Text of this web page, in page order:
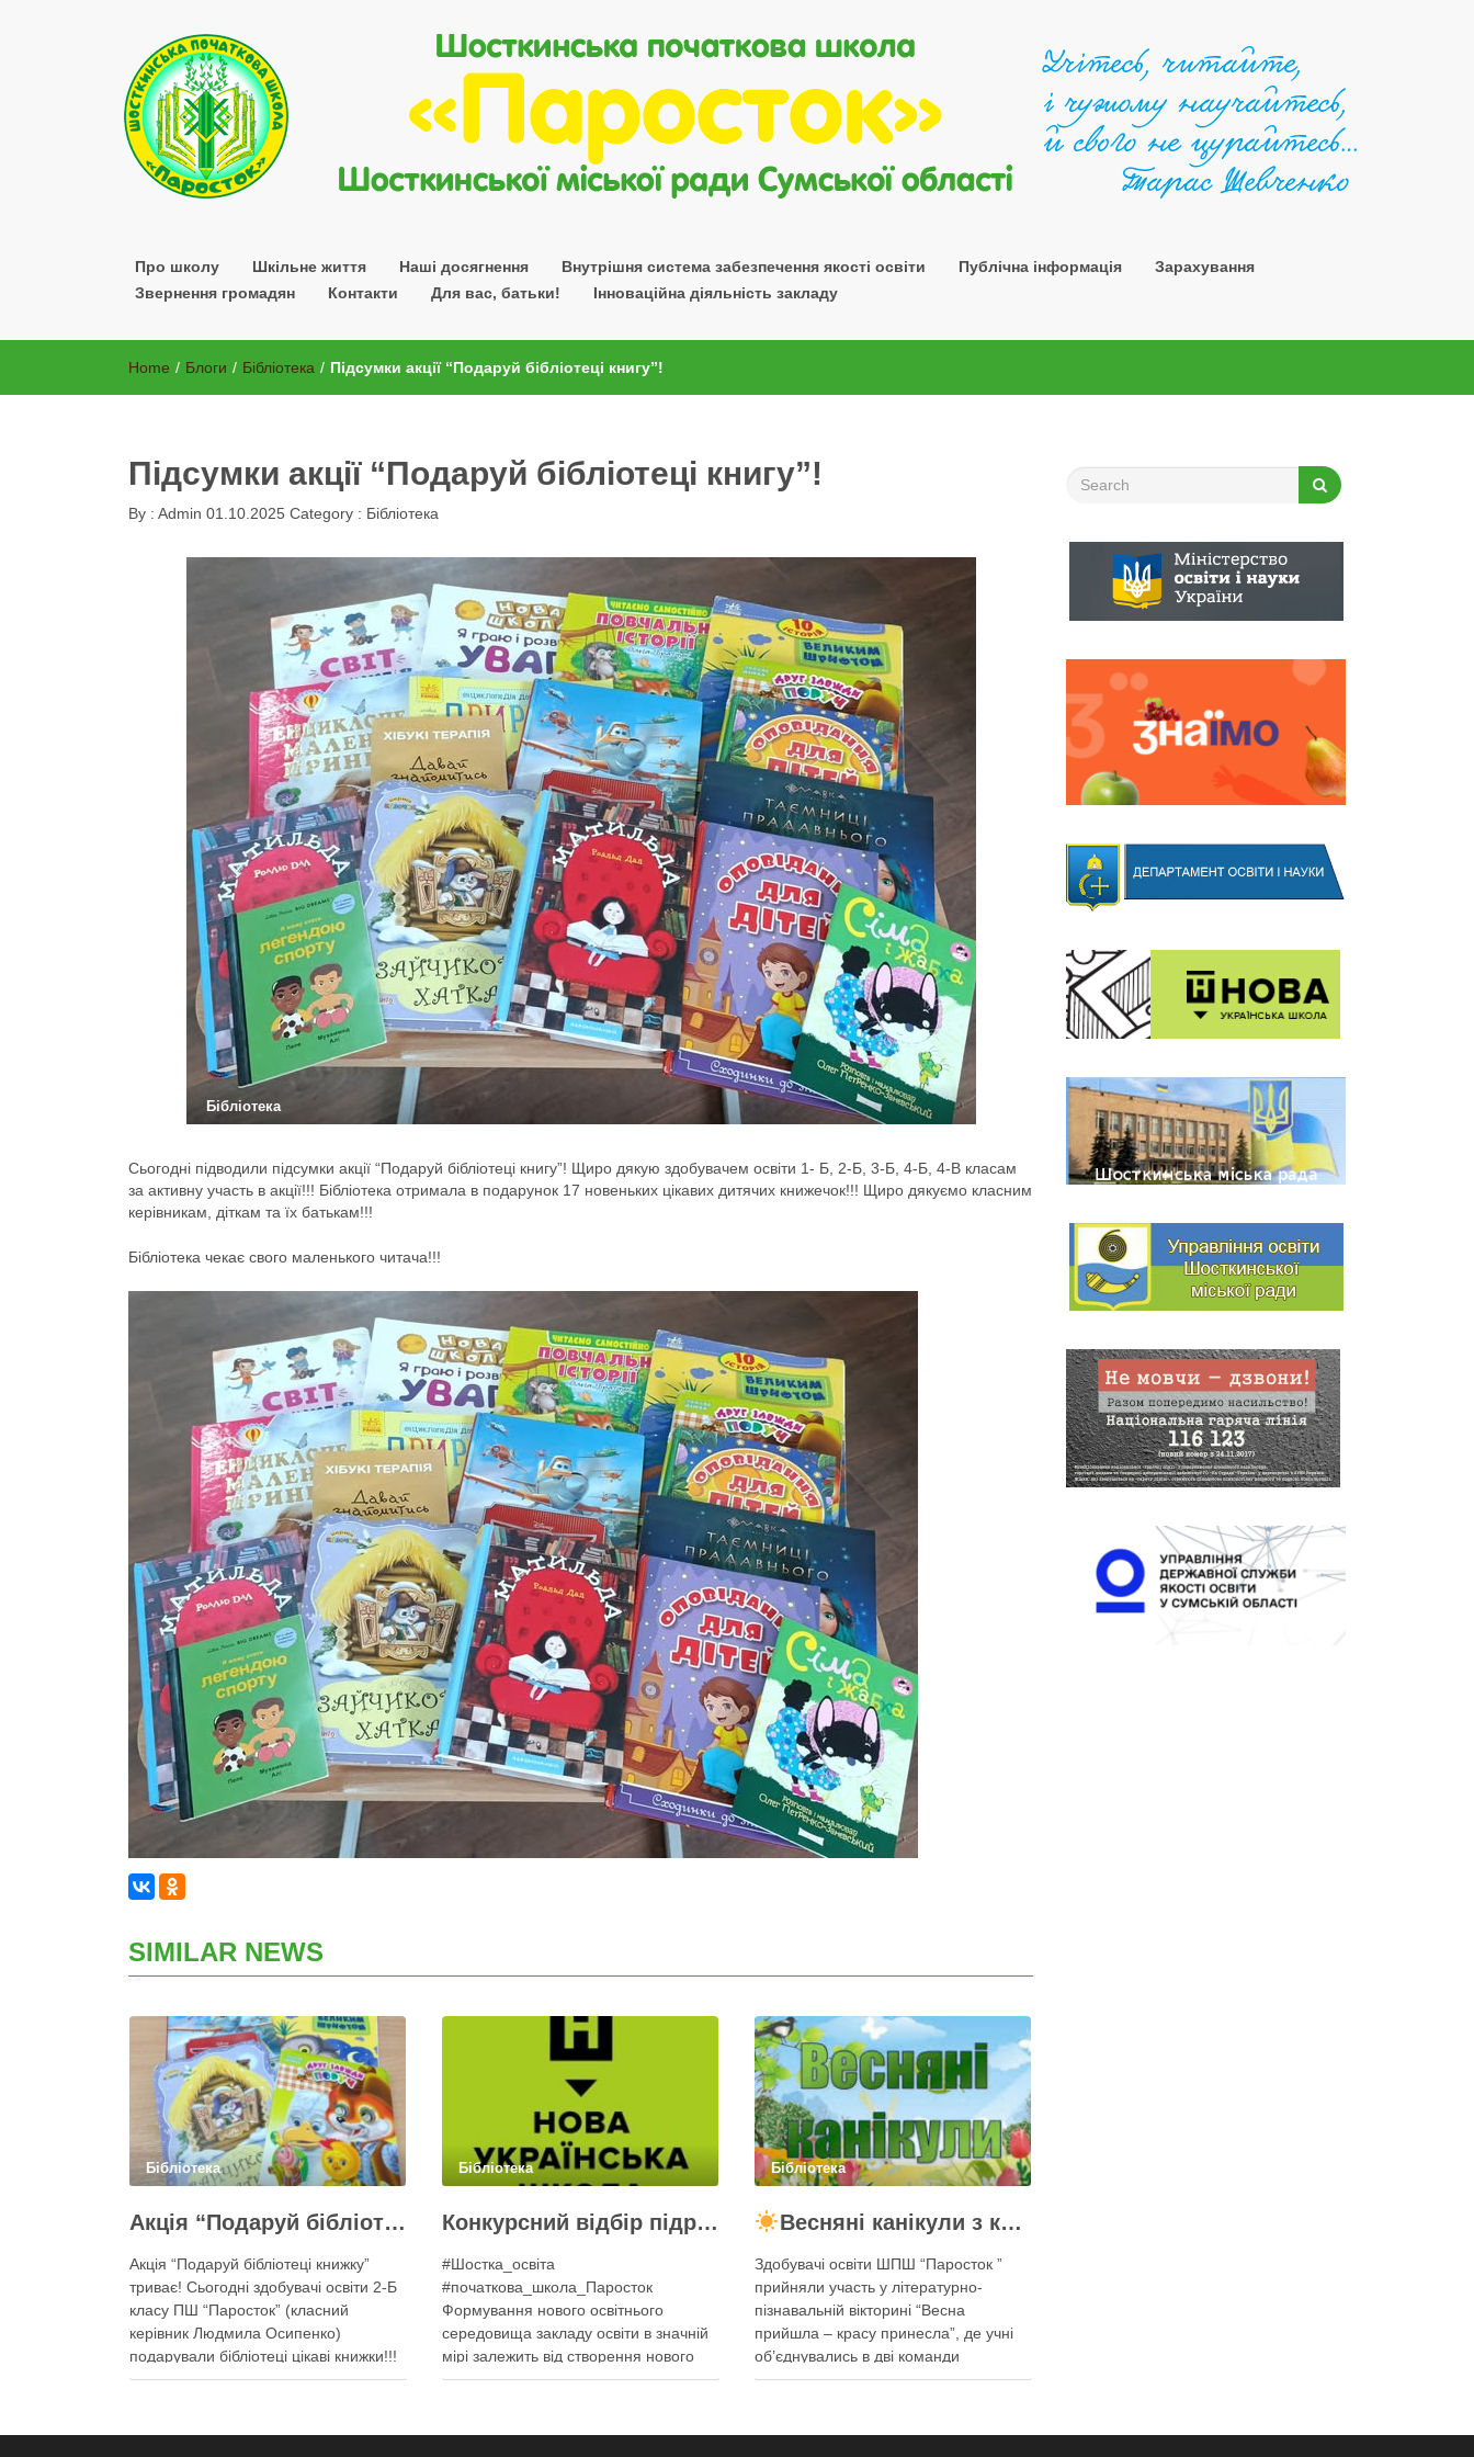
Про школу Шкільне життя Наші досягнення Внутрішня система забезпечення якості освіти Публічна інформація
Зарахування
Звернення громадян
Контакти Для вас, батьки! Інноваційна діяльність закладу
Home / Блоги / Бібліотека / Підсумки акції “Подаруй бібліотеці книгу”!
Підсумки акції “Подаруй бібліотеці книгу”!
By : Admin 01.10.2025 Category : Бібліотека
Бібліотека
Сьогодні підводили підсумки акції “Подаруй бібліотеці книгу”! Щиро дякую здобувачем освіти 1- Б, 2-Б, 3-Б, 4-Б, 4-В класам
за активну участь в акції!!! Бібліотека отримала в подарунок 17 новеньких цікавих дитячих книжечок!!! Щиро дякуємо класним
керівникам, діткам та їх батькам!!!
Бібліотека чекає свого маленького читача!!!
SIMILAR NEWS
Бібліотека
Акція “Подаруй бібліотеці книжку”
Акція “Подаруй бібліотеці книжку”
триває! Сьогодні здобувачі освіти 2-Б
класу ПШ “Паросток” (класний
керівник Людмила Осипенко)
подарували бібліотеці цікаві книжки!!!
Щиро дякуємо!!!
Бібліотека
Конкурсний відбір підручників!
#Шостка_освіта
#початкова_школа_Паросток
Формування нового освітнього
середовища закладу освіти в значній
мірі залежить від створення нового
покоління підручників як однієї з
Бібліотека
Весняні канікули з користю в Шосткинській початковій школі
Здобувачі освіти ШПШ “Паросток ”
прийняли участь у літературно-
пізнавальній вікторині “Весна
прийшла – красу принесла”, де учні
об’єднувались в дві команди
“Тюльпани” та “Нарциси” та